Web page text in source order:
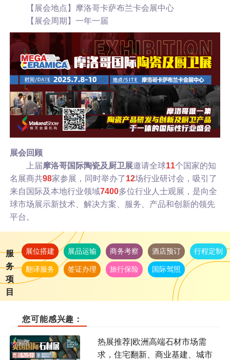
【展会地点】摩洛哥卡萨布兰卡会展中心
【展会周期】一年一届
展会回顾
上届摩洛哥国际陶瓷及厨卫展邀请全球11个国家的知
名展商共98家参展，同时举办了12场行业研讨会，吸引了
来自国际及本地行业领域7400多位行业人士观展，是向全
球市场展示新技术、解决方案、服务、产品和创新的领先
平台。
服
务
项
目
展位搭建 展品运输 商务考察 酒店预订 行程定制
翻译服务 签证办理 旅行保险 国际驾照
您可能感兴趣：
热展推荐|欧洲高端石材市场需
求，住宅翻新、商业基建、城市